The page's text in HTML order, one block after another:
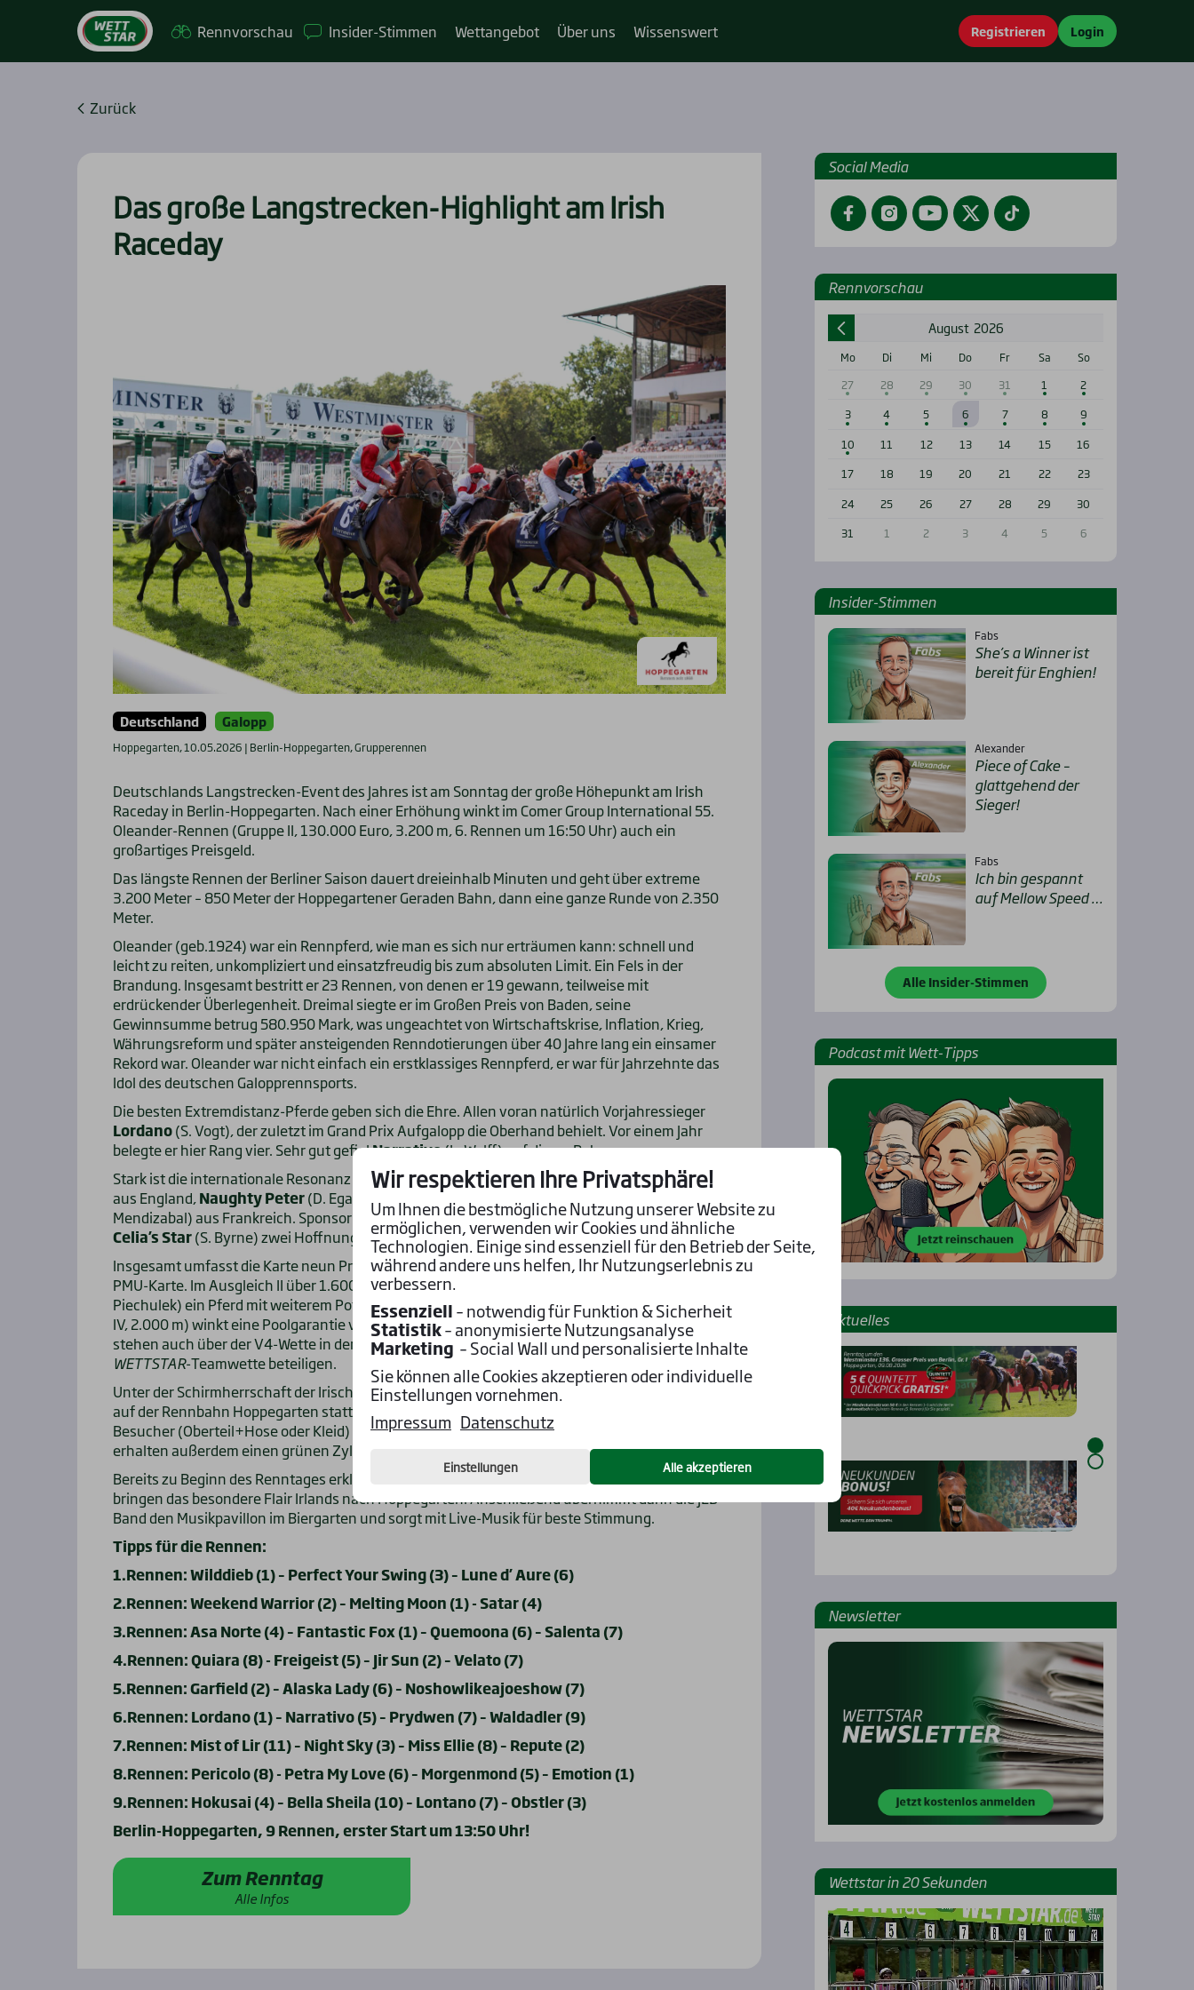
Renn­vor­schau Insi­­der-Stim­­men Wett­an­ge­bot Über uns Wis­sens­wert Registrieren Login
Zurück
Das gro­ße Lang­stre­cken-High­light am Irish
Race­day
Deutschland Galopp
Hoppegarten, 10.05.2026 | Berlin-Hoppegarten, Grupperennen
Deutschlands Langstrecken-Event des Jahres ist am Sonntag der große Höhepunkt am Irish
Raceday in Berlin-Hoppegarten. Nach einer Erhöhung winkt im Comer Group International 55.
Oleander-Rennen (Gruppe II, 130.000 Euro, 3.200 m, 6. Rennen um 16:50 Uhr) auch ein
großartiges Preisgeld.
Das längste Rennen der Berliner Saison dauert dreieinhalb Minuten und geht über extreme
3.200 Meter – 850 Meter der Hoppegartener Geraden Bahn, dann eine ganze Runde von 2.350
Meter.
Oleander (geb.1924) war ein Rennpferd, wie man es sich nur erträumen kann: schnell und
leicht zu reiten, unkompliziert und einsatzfreudig bis zum absoluten Limit. Ein Fels in der
Brandung. Insgesamt bestritt er 23 Rennen, von denen er 19 gewann, teilweise mit
erdrückender Überlegenheit. Dreimal siegte er im Großen Preis von Baden, seine
Gewinnsumme betrug 580.950 Mark, was ungeachtet von Wirtschaftskrise, Inflation, Krieg,
Währungsreform und später ansteigenden Renndotierungen über 40 Jahre lang ein einsamer
Rekord war. Oleander war nicht einfach ein erstklassiges Rennpferd, er war für Jahrzehnte das
Idol des deutschen Galopprennsports.
Die besten Extremdistanz-Pferde geben sich die Ehre. Allen voran natürlich Vorjahressieger
Lordano(S. Vogt), der zuletzt im Grand Prix Aufgalopp die Oberhand behielt. Vor einem Jahr
belegte er hier Rang vier. Sehr gut gefielNarrativo(L. Wolff) auf dieser Bahn.
Stark ist die internationale Resonanz mit dem früheren Leger-SiegerPrydwen(D. Keenan)
aus England,Naughty Peter(D. Egan) aus Polen sowie May It Be
Mendizabal) aus Frankreich. Sponsor Luke Comer hat mitMoon Above(J. Bojko) undSea
Celia’s Star(S. Byrne) zwei Hoffnungen engagiert.
Insgesamt umfasst die Karte neun Prüfungen ab 13:50 Uhr. Fünf Rennen gehören auch zur
PMU-Karte. Im Ausgleich II über 1.600 Meter (4. Rennen um 15:32 Uhr) scheint
Piechulek) ein Pferd mit weiterem Potenzial. Hier und im 9. Rennen um 18:44 Uhr (Ausgleich
IV, 2.000 m) winkt eine Poolgarantie von jeweils 10.000 Euro in der Viererwette. 10.000 Euro
stehen auch über der V4-Wette in den Rennen 6 bis 9. Sie können sich gerne wieder an der
WETTSTAR-Teamwette beteiligen.
Unter der Schirmherrschaft der Irischen Botschafterin Maeve Collins findet der Irish Raceday
auf der Rennbahn Hoppegarten statt. Passend zum Motto wartet auf ganz in grün gekleidete
Besucher (Oberteil+Hose oder Kleid) ein Freigetränk ihrer Wahl. Die ersten 500 Besucher
erhalten außerdem einen grünen Zylinder.
Bereits zu Beginn des Renntages erklingen traditionelle irische Lieder und Pop-Hits und
bringen das besondere Flair Irlands nach Hoppegarten. Anschließend übernimmt dann die JEB
Band den Musikpavillon im Biergarten und sorgt mit Live-Musik für beste Stimmung.
Tipps für die Rennen:
1.Rennen: Wilddieb (1) – Perfect Your Swing (3) – Lune d’ Aure (6)
2.Rennen: Weekend Warrior (2) – Melting Moon (1) - Satar (4)
3.Rennen: Asa Norte (4) – Fantastic Fox (1) – Quemoona (6) – Salenta (7)
4.Rennen: Quiara (8) - Freigeist (5) – Jir Sun (2) – Velato (7)
5.Rennen: Garfield (2) – Alaska Lady (6) – Noshowlikeajoeshow (7)
6.Rennen: Lordano (1) – Narrativo (5) – Prydwen (7) – Waldadler (9)
7.Rennen: Mist of Lir (11) – Night Sky (3) – Miss Ellie (8) – Repute (2)
8.Rennen: Pericolo (8) - Petra My Love (6) – Morgenmond (5) – Emotion (1)
9.Rennen: Hokusai (4) – Bella Sheila (10) – Lontano (7) – Obstler (3)
Berlin-Hoppegarten, 9 Rennen, erster Start um 13:50 Uhr!
Zum Renntag
Alle Infos
Social Media
FacebookInstagramYouTubeTwitterTikTok
Renn­vor­schau
August 2026
Mo Di Mi Do Fr Sa
So
27
28 29 30 31 1
2
3
4 5 6 7 8
9
10
11 12 13 14 15
16
17
18 19 20 21 22
23
24
25 26 27 28 29
30
31
1 2 3 4 5 6
Insi­der-Stim­men
Fabs
She’s a Win­ner ist
bereit für Eng­hien!
Alexander
Pie­ce of Cake –
glatt­ge­hend der
Sie­ger!
Fabs
Ich bin gespannt
auf Mel­low Speed …
Alle Insider-Stimmen
Pod­cast mit Wett-Tipps
Aktu­el­les
Rennbahnen
News­let­ter
Wett­star in 20 Sekun­den
Wir respektieren Ihre Privatsphäre!
Um Ihnen die bestmögliche Nutzung unserer Website zu
ermöglichen, verwenden wir Cookies und ähnliche
Technologien. Einige sind essenziell für den Betrieb der Seite,
während andere uns helfen, Ihr Nutzungserlebnis zu
verbessern.
Essenziell– notwendig für Funktion & Sicherheit
Statistik– anonymisierte Nutzungsanalyse
Marketing – Social Wall und personalisierte Inhalte
Sie können alle Cookies akzeptieren oder individuelle
Einstellungen vornehmen.
Impressum Datenschutz
Einstellungen Alle akzeptieren